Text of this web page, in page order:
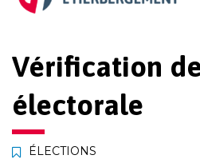
contenu
pied
Vérification
électorale
ÉLECTIONS